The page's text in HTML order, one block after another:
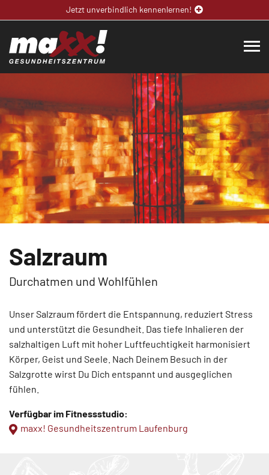
Jetzt unverbindlich kennenlernen!
Salzraum
Durchatmen und Wohlfühlen
Unser Salzraum fördert die Entspannung, reduziert Stress
und unterstützt die Gesundheit. Das tiefe Inhalieren der
salzhaltigen Luft mit hoher Luftfeuchtigkeit harmonisiert
Körper, Geist und Seele. Nach Deinem Besuch in der
Salzgrotte wirst Du Dich entspannt und ausgeglichen
fühlen.
Verfügbar im Fitnessstudio:
maxx! Gesundheitszentrum Laufenburg